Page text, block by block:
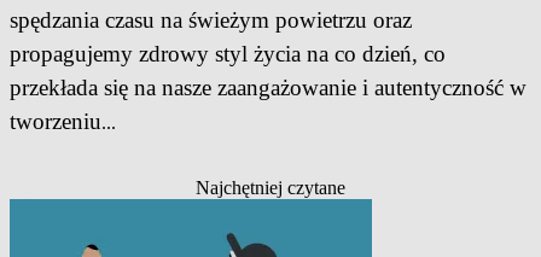
spędzania czasu na świeżym powietrzu oraz
propagujemy zdrowy styl życia na co dzień, co
przekłada się na nasze zaangażowanie i autentyczność w
tworzeniu...
Najchętniej czytane